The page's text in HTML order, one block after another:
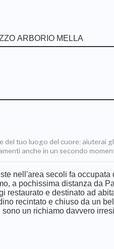
del tuo luogo del cuore: aiuterai
anche in un secondo